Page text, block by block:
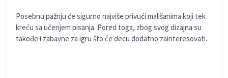
Posebnu pažnju će sigurno najviše privući mališanima koji tek
kreću sa učenjem pisanja. Pored toga, zbog svog dizajna su
takođe i zabavne za igru što će decu dodatno zainteresovati.